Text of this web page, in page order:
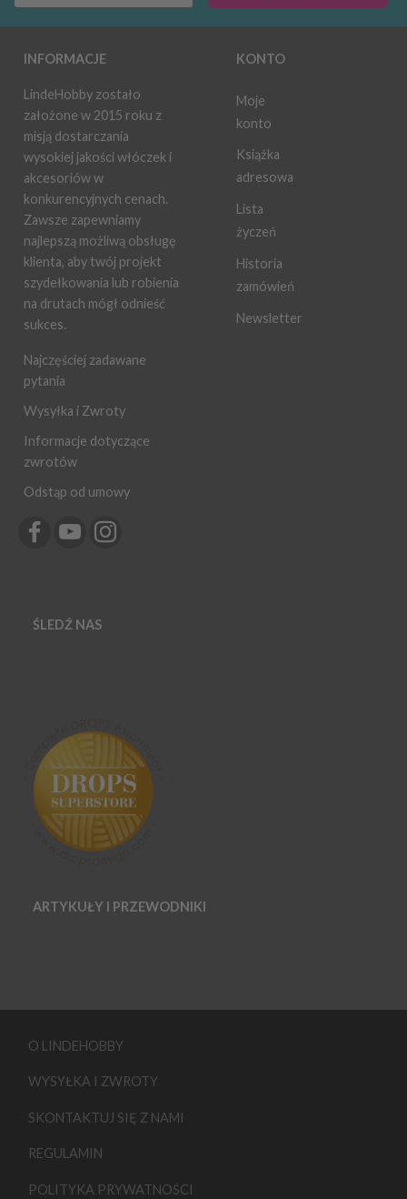
INFORMACJE
LindeHobby zostało
założone w 2015 roku z
misją dostarczania
wysokiej jakości włóczek i
akcesoriów w
konkurencyjnych cenach.
Zawsze zapewniamy
najlepszą możliwą obsługę
klienta, aby twój projekt
szydełkowania lub robienia
na drutach mógł odnieść
sukces.
Najczęściej zadawane
pytania
Wysyłka i Zwroty
Informacje dotyczące
zwrotów
Odstąp od umowy
KONTO
Moje
konto
Książka
adresowa
Lista
życzeń
Historia
zamówień
Newsletter
ŚLEDŹ NAS
ARTYKUŁY I PRZEWODNIKI
O LINDEHOBBY
WYSYŁKA I ZWROTY
SKONTAKTUJ SIĘ Z NAMI
REGULAMIN
POLITYKA PRYWATNOŚCI